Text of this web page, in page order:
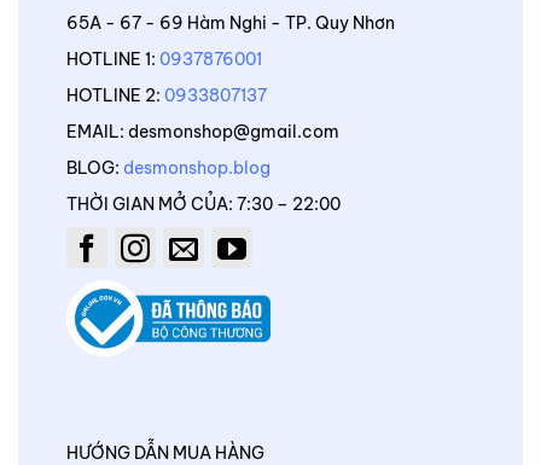
65A - 67 - 69 Hàm Nghi - TP. Quy Nhơn
HOTLINE 1: 0937876001
HOTLINE 2: 0933807137
EMAIL: desmonshop@gmail.com
BLOG: desmonshop.blog
THỜI GIAN MỞ CỦA: 7:30 – 22:00
HƯỚNG DẪN MUA HÀNG